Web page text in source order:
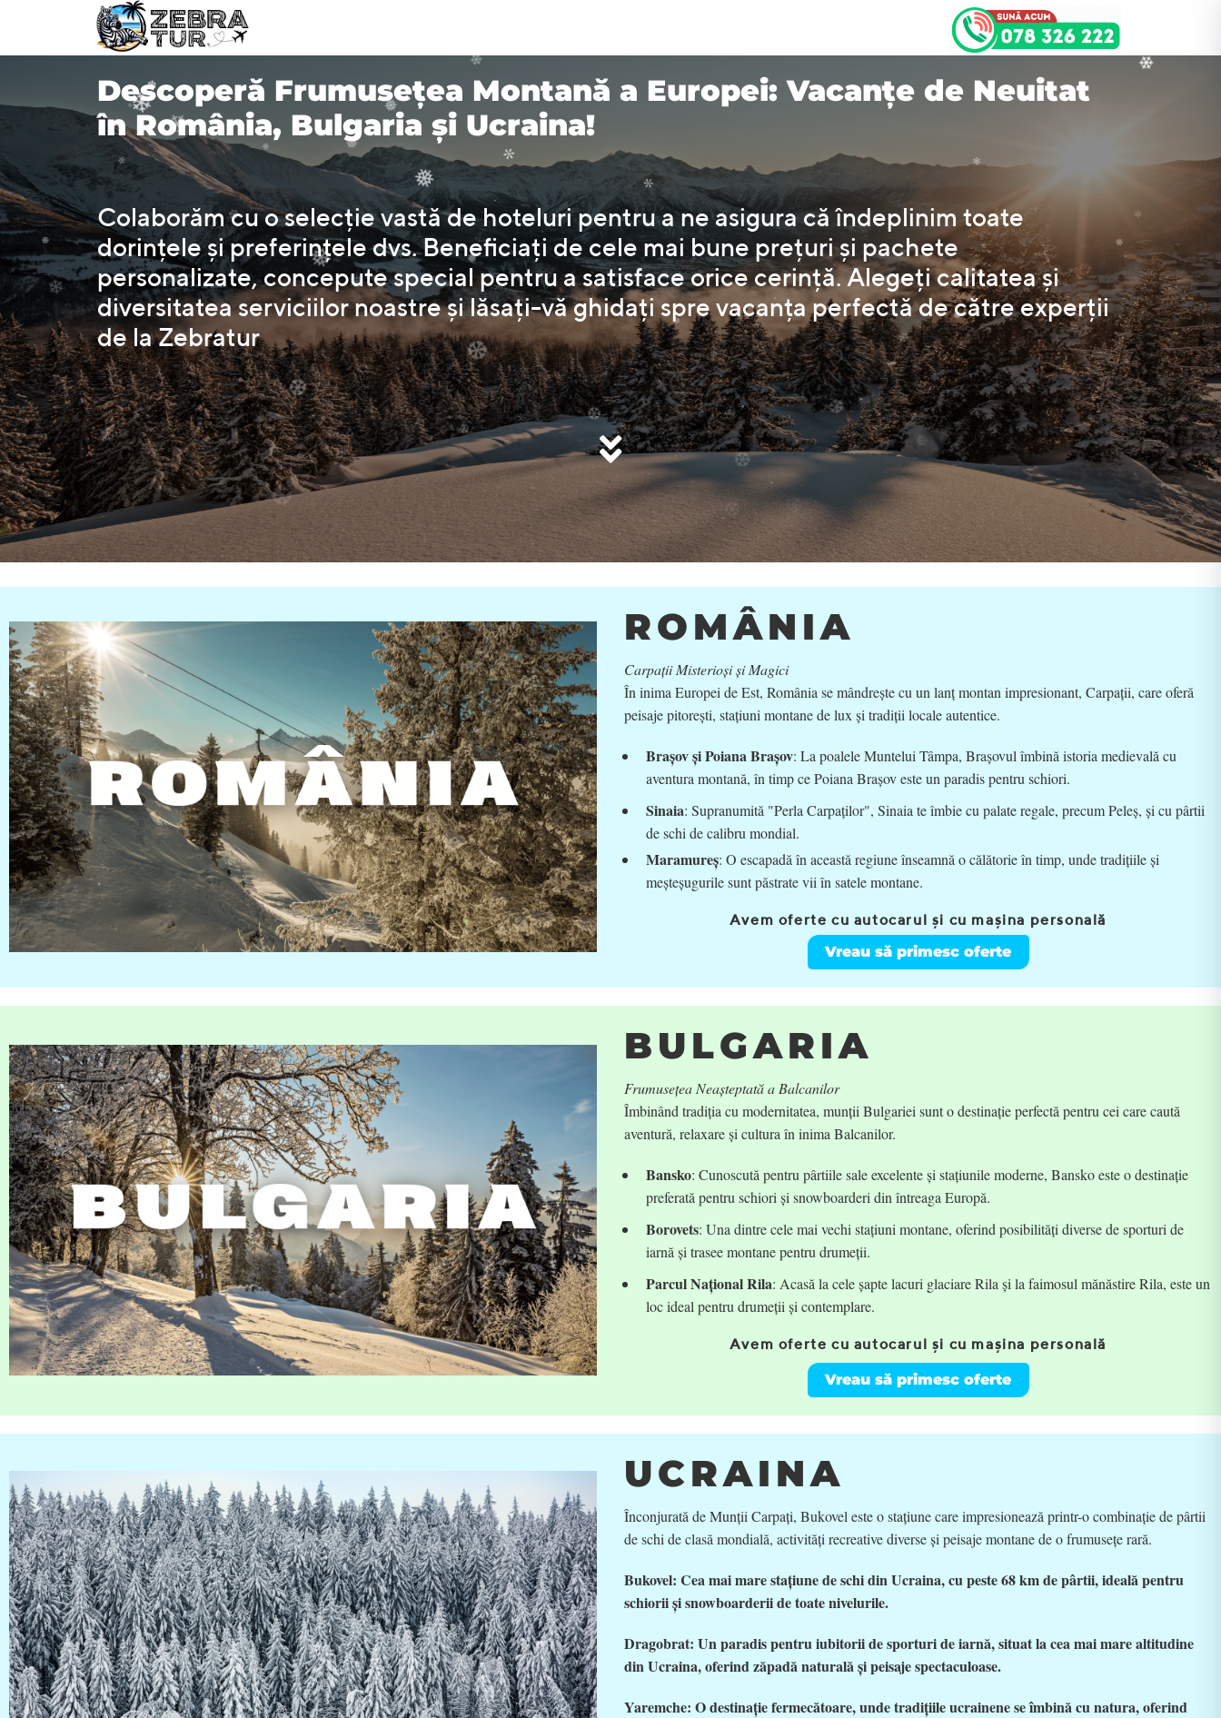
❆
❄
❆ *
❆
❅
*
❆
❄
❆
*
.
.
❆ .
❄ ❅
❄
❅
❄ .
*
.
❅
❅ ❅
❄ ❅
❆ *
.
❅ *
* *
*
❅
❄
❄
❄ ❅
* *
❄
❄
❄
.
❅
❆ ❆
❅
Descoperă Frumusețea Montană a Europei: Vacanțe de Neuitat
în România, Bulgaria și Ucraina!
Colaborăm cu o selecție vastă de hoteluri pentru a ne asigura că îndeplinim toate
dorințele și preferințele dvs. Beneficiați de cele mai bune prețuri și pachete
personalizate, concepute special pentru a satisface orice cerință. Alegeți calitatea și
diversitatea serviciilor noastre și lăsați-vă ghidați spre vacanța perfectă de către experții
de la Zebratur
ROMÂNIA
Carpații Misterioși și Magici
În inima Europei de Est, România se mândrește cu un lanț montan impresionant, Carpații, care oferă
peisaje pitorești, stațiuni montane de lux și tradiții locale autentice.
Brașov și Poiana Brașov: La poalele Muntelui Tâmpa, Brașovul îmbină istoria medievală cu
aventura montană, în timp ce Poiana Brașov este un paradis pentru schiori.
Sinaia: Supranumită "Perla Carpaților", Sinaia te îmbie cu palate regale, precum Peleș, și cu pârtii
de schi de calibru mondial.
Maramureș: O escapadă în această regiune înseamnă o călătorie în timp, unde tradițiile și
meșteșugurile sunt păstrate vii în satele montane.
Avem oferte cu autocarul și cu mașina personală
Vreau să primesc oferte
BULGARIA
Frumusețea Neașteptată a Balcanilor
Îmbinând tradiția cu modernitatea, munții Bulgariei sunt o destinație perfectă pentru cei care caută
aventură, relaxare și cultura în inima Balcanilor.
Bansko: Cunoscută pentru pârtiile sale excelente și stațiunile moderne, Bansko este o destinație
preferată pentru schiori și snowboarderi din întreaga Europă.
Borovets: Una dintre cele mai vechi stațiuni montane, oferind posibilități diverse de sporturi de
iarnă și trasee montane pentru drumeții.
Parcul Național Rila: Acasă la cele șapte lacuri glaciare Rila și la faimosul mănăstire Rila, este un
loc ideal pentru drumeții și contemplare.
Avem oferte cu autocarul și cu mașina personală
Vreau să primesc oferte
UCRAINA
Înconjurată de Munții Carpați, Bukovel este o stațiune care impresionează printr-o combinație de pârtii
de schi de clasă mondială, activități recreative diverse și peisaje montane de o frumusețe rară.
Bukovel: Cea mai mare stațiune de schi din Ucraina, cu peste 68 km de pârtii, ideală pentru
schiorii și snowboarderii de toate nivelurile.
Dragobrat: Un paradis pentru iubitorii de sporturi de iarnă, situat la cea mai mare altitudine
din Ucraina, oferind zăpadă naturală și peisaje spectaculoase.
Yaremche: O destinație fermecătoare, unde tradițiile ucrainene se îmbină cu natura, oferind